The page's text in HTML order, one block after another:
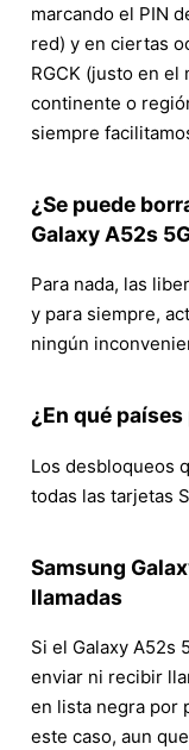
marcando el PIN
red) y en ciertas
RGCK (justo en
continente o
siempre
¿Se puede
Galaxy A52s
Para nada, las
y para siempre,
ningún
¿En qué
Los desbloqueos
todas las tarjetas
Samsung
llamadas
Si el Galaxy A52s
enviar ni recibir
en lista negra por
este caso, aun